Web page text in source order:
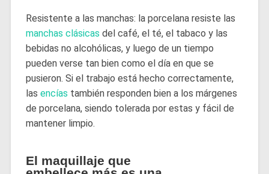
Resistente a las manchas: la porcelana resiste las
manchas clásicas del café, el té, el tabaco y las
bebidas no alcohólicas, y luego de un tiempo
pueden verse tan bien como el día en que se
pusieron. Si el trabajo está hecho correctamente,
las encías también responden bien a los márgenes
de porcelana, siendo tolerada por estas y fácil de
mantener limpio.
El maquillaje que